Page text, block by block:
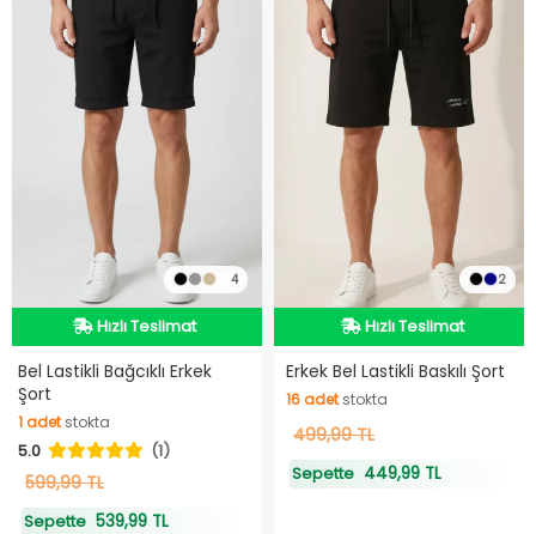
4
Hızlı Teslimat
Hızlı Teslimat
Bel Lastikli Bağcıklı Erkek
Şort
1adetstokta
1adetstokta
5.0 (1)
599,99 TL
Sepette 539,99 TL
2
Hızlı Teslimat
Hızlı Teslimat
Erkek Bel Lastikli Baskılı Şort
16adetstokta
16adetstokta
499,99 TL
Sepette 449,99 TL